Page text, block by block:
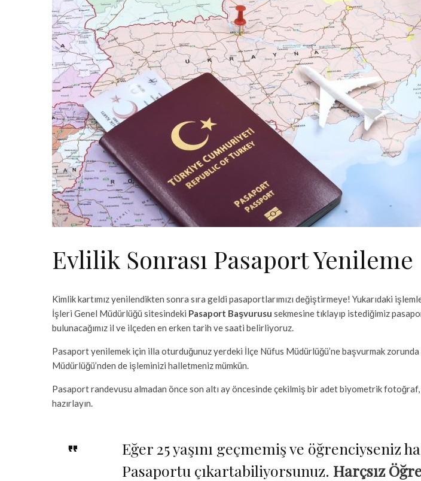
Evlilik Sonrası Pasaport Yenileme
Kimlik kartımız yenilendikten sonra sıra geldi pasaportlarımızı değiştirmeye! Yukarıdaki
İşleri Genel Müdürlüğü sitesindeki Pasaport Başvurusu sekmesine tıklayıp istediğimiz
bulunacağımız il ve ilçeden en erken tarih ve saati belirliyoruz.
Pasaport yenilemek için illa oturduğunuz yerdeki İlçe Nüfus Müdürlüğü’ne başvurmak
Müdürlüğü’nden de işleminizi halletmeniz mümkün.
Pasaport randevusu almadan önce son altı ay öncesinde çekilmiş bir adet biyometrik
hazırlayın.
Eğer 25 yaşını geçmemiş ve öğrenciyseniz
Pasaportu çıkartabiliyorsunuz. Harçsız